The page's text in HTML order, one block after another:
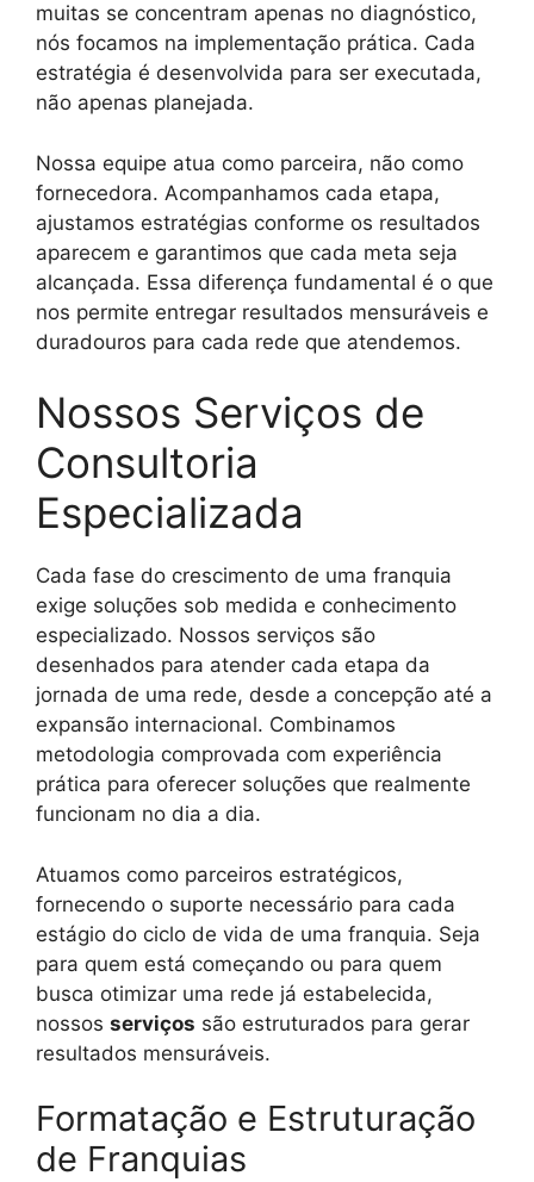
muitas se concentram apenas no diagnóstico,
nós focamos na implementação prática. Cada
estratégia é desenvolvida para ser executada,
não apenas planejada.
Nossa equipe atua como parceira, não como
fornecedora. Acompanhamos cada etapa,
ajustamos estratégias conforme os resultados
aparecem e garantimos que cada meta seja
alcançada. Essa diferença fundamental é o que
nos permite entregar resultados mensuráveis e
duradouros para cada rede que atendemos.
Nossos Serviços de
Consultoria
Especializada
Cada fase do crescimento de uma franquia
exige soluções sob medida e conhecimento
especializado. Nossos serviços são
desenhados para atender cada etapa da
jornada de uma rede, desde a concepção até a
expansão internacional. Combinamos
metodologia comprovada com experiência
prática para oferecer soluções que realmente
funcionam no dia a dia.
Atuamos como parceiros estratégicos,
fornecendo o suporte necessário para cada
estágio do ciclo de vida de uma franquia. Seja
para quem está começando ou para quem
busca otimizar uma rede já estabelecida,
nossos serviços são estruturados para gerar
resultados mensuráveis.
Formatação e Estruturação
de Franquias